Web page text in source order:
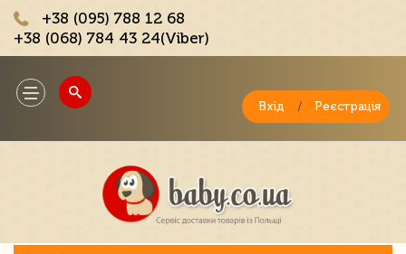
+38 (095) 788 12 68
+38 (068) 784 43 24(Viber)
Toggle
navigation
Вхід / Реєстрація